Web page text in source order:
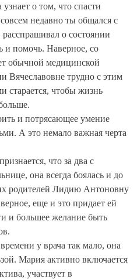
о том, что спасти
недавно ты общался с
о состоянии
и помочь. Наверное, со
обычной медицинской
Вячеславовне трудно с этим
старается, чтобы жизнь
и потрясающее умение
А это немало важная черта
что за два с
она всегда боялась и до
родителей Лидию Антоновну
еще и это придает ей
и большее желание быть
у врача так мало, она
Мария активно включается
участвует в